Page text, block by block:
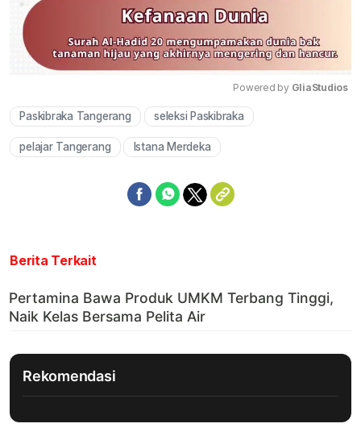
Powered by GliaStudios
Paskibraka Tangerang seleksi Paskibraka
pelajar Tangerang Istana Merdeka
Berita Terkait
Rekomendasi